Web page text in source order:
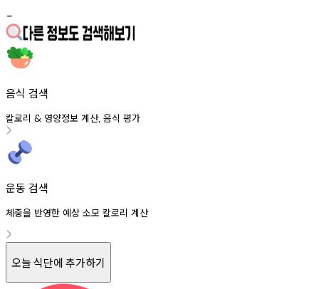
-
음식 검색
칼로리 & 영양정보 계산, 음식 평가
운동 검색
체중을 반영한 예상 소모 칼로리 계산
오늘 식단에 추가하기